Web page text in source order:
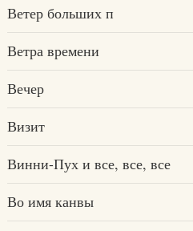
Ветер больших п
Ветра времени
Вечер
Визит
Винни-Пух и все, все, все
Во имя канвы